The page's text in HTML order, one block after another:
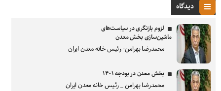
دیدگاه
لزوم بازنگری در سیاست‌های
ماشین‌سازی بخش معدن
محمدرضا بهرامن- رئیس خانه معدن ایران
بخش معدن در بودجه ۱۴۰۱
محمدرضا بهرامن _ رئیس خانه معدن ایران